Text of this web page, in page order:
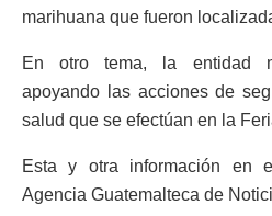
marihuana que fueron
En otro tema, la entidad
apoyando las acciones de
salud que se efectúan en la
Esta y otra información en
Agencia Guatemalteca de